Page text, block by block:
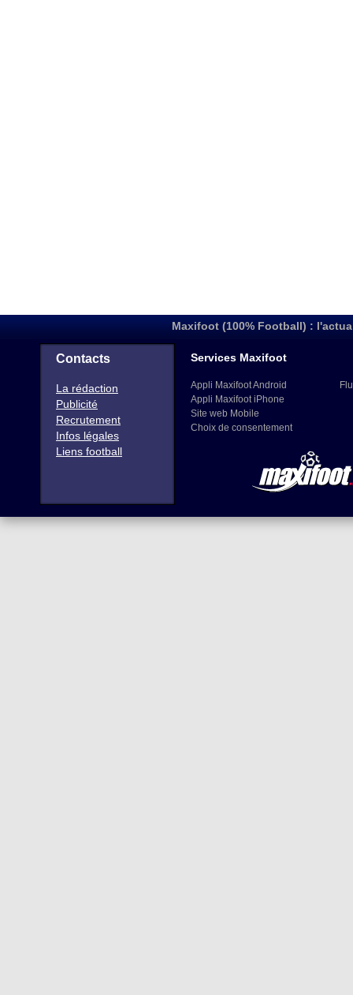
Maxifoot (100% Football) :
Contacts
La rédaction
Publicité
Recrutement
Infos légales
Liens football
Services Maxifoot
Appli Maxifoot Android
Appli Maxifoot iPhone
Site web Mobile
Choix de consentement